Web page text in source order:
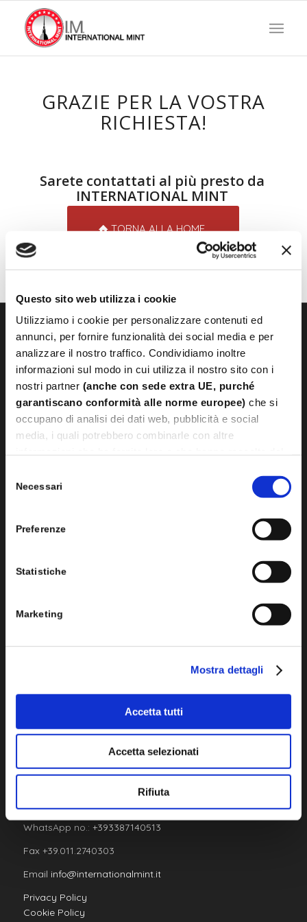
Questo sito web utilizza i cookie
Utilizziamo i cookie per personalizzare contenuti ed
annunci, per fornire funzionalità dei social media e per
analizzare il nostro traffico. Condividiamo inoltre
informazioni sul modo in cui utilizza il nostro sito con i
nostri partner (anche con sede extra UE, purché
garantiscano conformità alle norme europee) che si
occupano di analisi dei dati web, pubblicità e social
media, i quali potrebbero combinarle con altre
LeggiCookie Policy.
delNecessari
Preferenze
Statistiche
Marketing
Mostra dettagli
Accetta tutti
Accetta selezionati
Rifiuta
GRAZIE PER LA VOSTRA
RICHIESTA!
Sarete contattati al più presto da
INTERNATIONAL MINT
TORNA ALLA HOME
La I.M. International Mint S.r.l. è azienda leader in Italia e in
monete e medaglie di altissima qualità e per qualsiasi
esigenza.
Sede legale: Via Madonna dei Poveri 23 10099 San Mauro
Torinese (TO) Sede operativa: Strada del Cascinotto 46
10156 Torino (TO)
WhatsApp no.: +393387140513
Fax +39.011.2740303
Email info@internationalmint.it
Privacy Policy
Cookie Policy